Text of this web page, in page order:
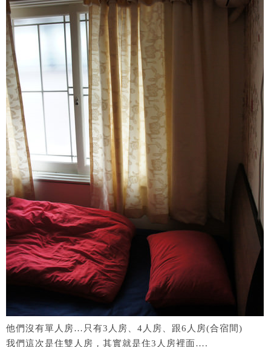
他們沒有單人房…只有3人房、4人房、跟6人房(合宿間)
我們這次是住雙人房，其實就是住3人房裡面….